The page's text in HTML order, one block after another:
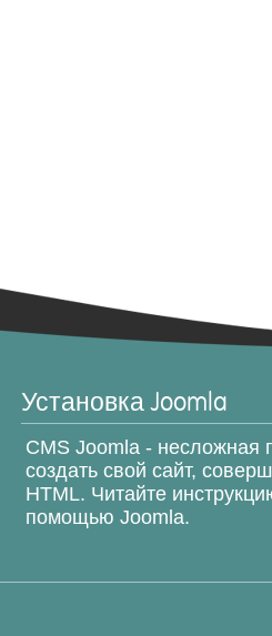
Установка Joomla
CMS Joomla -
создать свой сайт,
HTML. Читайте
помощью Joomla.